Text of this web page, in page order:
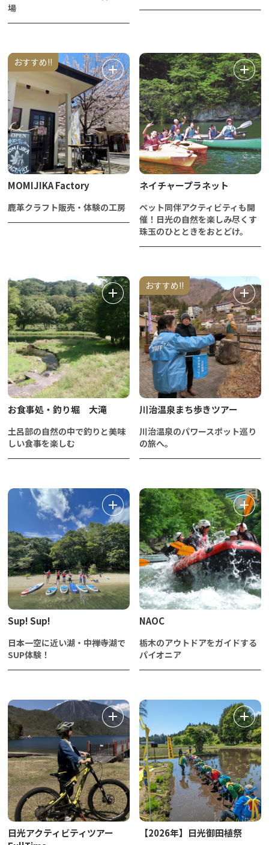
場
おすすめ!!
MOMIJIKA Factory
鹿革クラフト販売・体験の工房
ネイチャープラネット
ペット同伴アクティビティも開
催！日光の自然を楽しみ尽くす
珠玉のひとときをおとどけ。
​お食事処・釣り堀 大滝
土呂部の自然の中で釣りと美味
しい食事を楽しむ
おすすめ!!
川治温泉まち歩きツアー
川治温泉のパワースポット巡り
の旅へ。
Sup! Sup!
日本一空に近い湖・中禅寺湖で
SUP体験！
NAOC
栃木のアウトドアをガイドする
パイオニア
日光アクティビティツアー
【2026年】日光御田植祭